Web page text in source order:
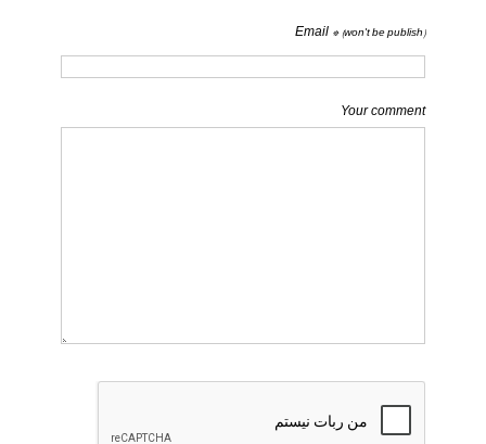
Email * (won't be publish)
Your comment